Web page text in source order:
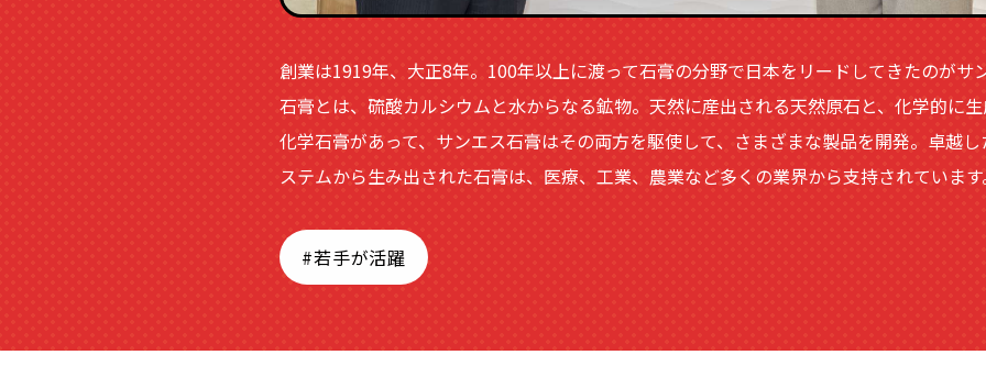
創業は1919年、大正8年。100年以上に渡って石膏の分野で日本をリードしてきたのがサ
石膏とは、硫酸カルシウムと水からなる鉱物。天然に産出される天然原石と、化学的に
化学石膏があって、サンエス石膏はその両方を駆使して、さまざまな製品を開発。卓越
ステムから生み出された石膏は、医療、工業、農業など多くの業界から支持されていま
#若手が活躍